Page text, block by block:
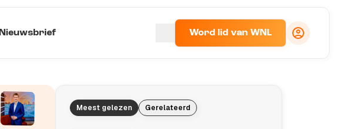
Nieuwsbrief Word lid van WNL
Meest gelezen Gerelateerd